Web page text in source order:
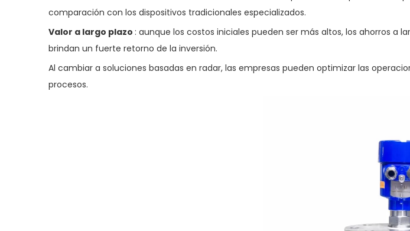
comparación con los dispositivos tradicionales especializados.
Valor a largo plazo : aunque los costos iniciales pueden ser más altos, los ahorros a
brindan un fuerte retorno de la inversión.
Al cambiar a soluciones basadas en radar, las empresas pueden optimizar las
procesos.